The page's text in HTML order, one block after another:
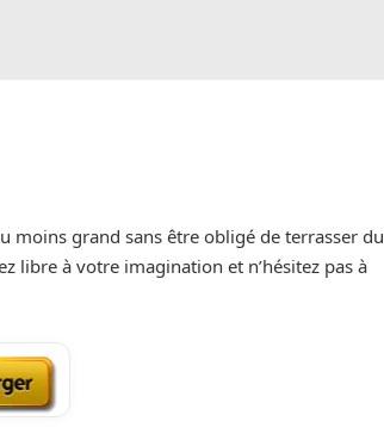
moins grand sans être obligé de terrasser du
libre à votre imagination et n’hésitez pas à